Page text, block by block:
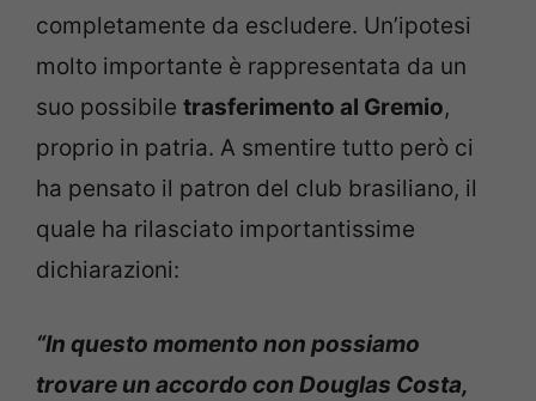
completamente da escludere. Un’ipotesi
molto importante è rappresentata da un
suo possibile trasferimento al Gremio,
proprio in patria. A smentire tutto però ci
ha pensato il patron del club brasiliano, il
quale ha rilasciato importantissime
dichiarazioni:
“In questo momento non possiamo
trovare un accordo con Douglas Costa,